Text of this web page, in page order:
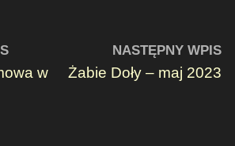
w
NASTĘPNY WPIS
Żabie Doły – maj 2023